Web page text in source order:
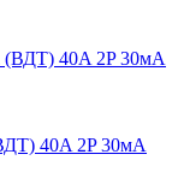
40A 2P 30мА